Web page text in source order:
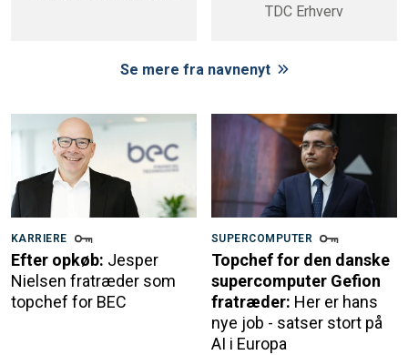
TDC Erhverv
Se mere fra navnenyt
KARRIERE
Efter opkøb: Jesper
Nielsen fratræder som
topchef for BEC
SUPERCOMPUTER
Topchef for den danske
supercomputer Gefion
fratræder: Her er hans
nye job - satser stort på
AI i Europa